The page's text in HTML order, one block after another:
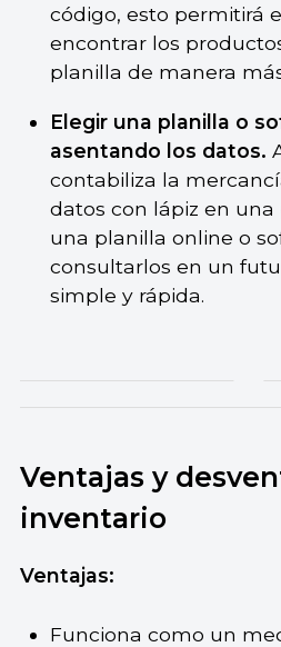
código, esto permitirá
encontrar los
planilla de manera
Elegir una planilla o
asentando los datos.
contabiliza la
datos con lápiz en una
una planilla online o
consultarlos en un
simple y rápida.
Ventajas y
inventario
Ventajas:
Funciona como un